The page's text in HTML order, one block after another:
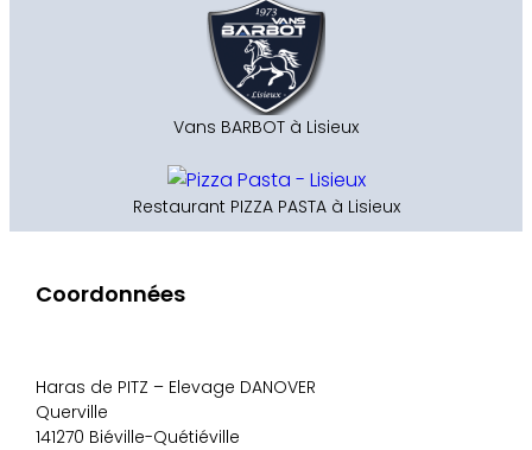
Vans BARBOT à Lisieux
Restaurant PIZZA PASTA à Lisieux
Coordonnées
Haras de PITZ – Elevage DANOVER
Querville
141270 Biéville-Quétiéville